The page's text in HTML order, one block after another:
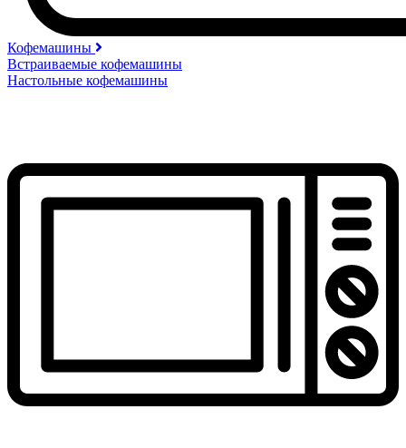
Кофемашины
Встраиваемые кофемашины
Настольные кофемашины